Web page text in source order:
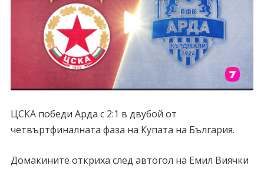
ЦСКА победи Арда с 2:1 в двубой от
четвъртфиналната фаза на Купата на България.
Домакините откриха след автогол на Емил Виячки